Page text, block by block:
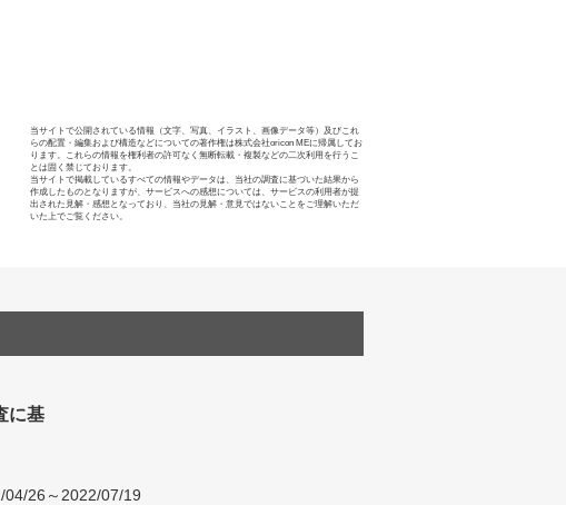
当サイトで公開されている情報（文字、写真、イラスト、画像データ等）及びこれ
らの配置・編集および構造などについての著作権は株式会社oricon MEに帰属してお
ります。これらの情報を権利者の許可なく無断転載・複製などの二次利用を行うこ
とは固く禁じております。
当サイトで掲載しているすべての情報やデータは、当社の調査に基づいた結果から
作成したものとなりますが、サービスへの感想については、サービスの利用者が提
出された見解・感想となっており、当社の見解・意見ではないことをご理解いただ
いた上でご覧ください。
に基
04/26～2022/07/19